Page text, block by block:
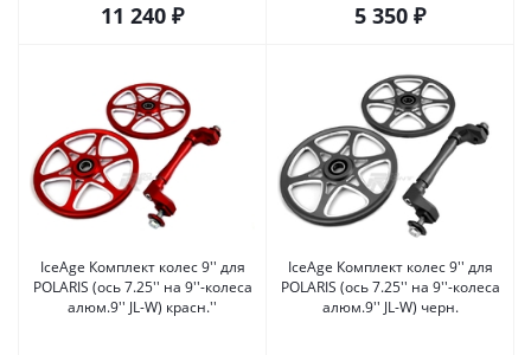
11 240 ₽ 5 350 ₽
IceAge Комплект колес 9'' для
POLARIS (ось 7.25'' на 9''-колеса
алюм.9'' JL-W) красн.''
IceAge Комплект колес 9'' для
POLARIS (ось 7.25'' на 9''-колеса
алюм.9'' JL-W) черн.